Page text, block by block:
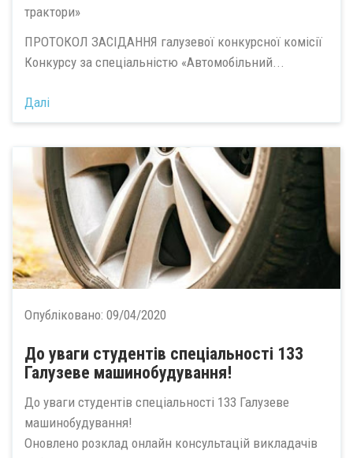
трактори»
ПРОТОКОЛ ЗАСІДАННЯ галузевої конкурсної комісії
Конкурсу за спеціальністю «Автомобільний...
Далі
Опубліковано: 09/04/2020
До уваги студентів спеціальності 133
Галузеве машинобудування!
До уваги студентів спеціальності 133 Галузеве
машинобудування!
Оновлено розклад онлайн консультацій викладачів